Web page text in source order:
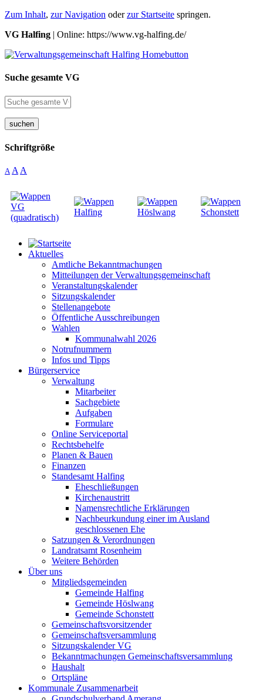
Zum Inhalt, zur Navigation oderzur Startseite springen.
VG Halfing | Online: https://www.vg-halfing.de/
Suche gesamte VG
suchen
Schriftgröße
A A A
Aktuelles
Amtliche Bekanntmachungen
Mitteilungen der Verwaltungsgemeinschaft
Veranstaltungskalender
Sitzungskalender
Stellenangebote
Öffentliche Ausschreibungen
Wahlen
Kommunalwahl 2026
Notrufnummern
Infos und Tipps
Bürgerservice
Verwaltung
Mitarbeiter
Sachgebiete
Aufgaben
Formulare
Online Serviceportal
Rechtsbehelfe
Planen & Bauen
Finanzen
Standesamt Halfing
Eheschließungen
Kirchenaustritt
Namensrechtliche Erklärungen
Nachbeurkundung einer im Ausland
geschlossenen Ehe
Satzungen & Verordnungen
Landratsamt Rosenheim
Weitere Behörden
Über uns
Mitgliedsgemeinden
Gemeinde Halfing
Gemeinde Höslwang
Gemeinde Schonstett
Gemeinschaftsvorsitzender
Gemeinschaftsversammlung
Sitzungskalender VG
Bekanntmachungen Gemeinschaftsversammlung
Haushalt
Ortspläne
Kommunale Zusammenarbeit